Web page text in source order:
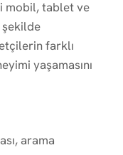
mobil, tablet ve
farklı
yaşamasını
arama